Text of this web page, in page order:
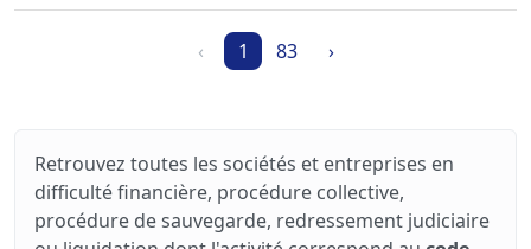
‹ 1 83 ›
Retrouvez toutes les sociétés et entreprises en
difficulté financière, procédure collective,
procédure de sauvegarde, redressement judiciaire